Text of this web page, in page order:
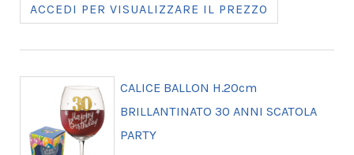
ACCEDI PER VISUALIZZARE IL PREZZO
CALICE BALLON H.20cm
BRILLANTINATO 30 ANNI SCATOLA
PARTY